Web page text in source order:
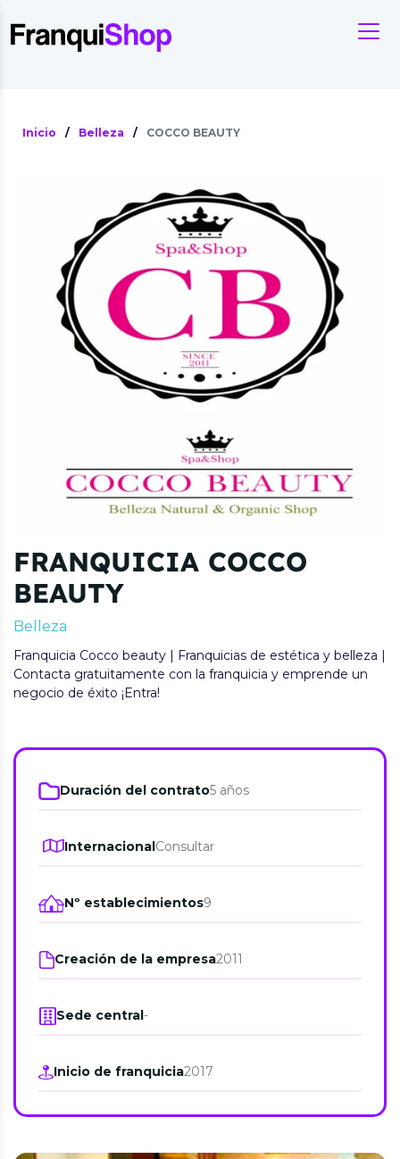
Inicio / Belleza / COCCO BEAUTY
FRANQUICIA COCCO
BEAUTY
Belleza
Franquicia Cocco beauty | Franquicias de estética y belleza |
Contacta gratuitamente con la franquicia y emprende un
negocio de éxito ¡Entra!
Duración del contrato5 años
InternacionalConsultar
Nº establecimientos9
Creación de la empresa2011
Sede central-
Inicio de franquicia2017